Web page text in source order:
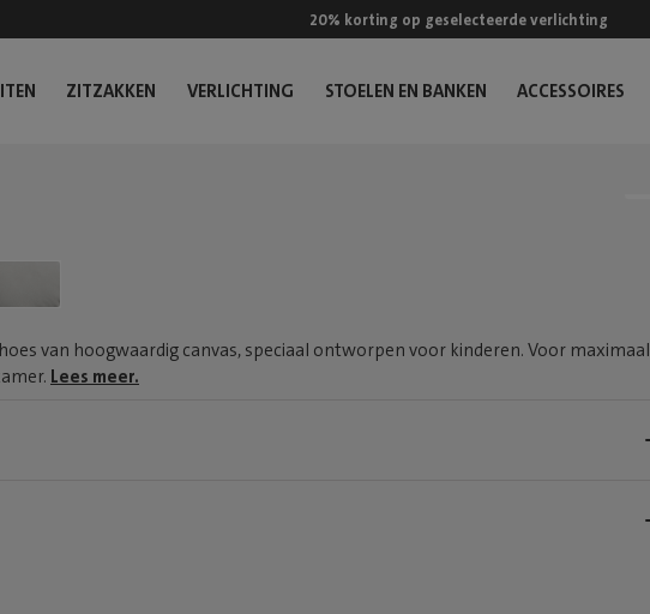
20% korting op geselecteerde verlichting
ZITZAKKEN VERLICHTING STOELEN EN BANKEN ACCESSOIRES
van hoogwaardig canvas, speciaal ontworpen voor kinderen. Voor maximaal
Lees meer.